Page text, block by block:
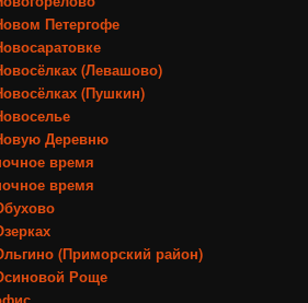
Петергофе
(Левашово)
(Пушкин)
Деревню
время
время
(Приморский район)
Роще